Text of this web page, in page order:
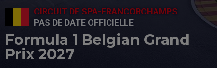
CIRCUIT DE SPA-FRANCORCHAMPS
PAS DE DATE OFFICIELLE
Formula 1 Belgian Grand
Prix 2027